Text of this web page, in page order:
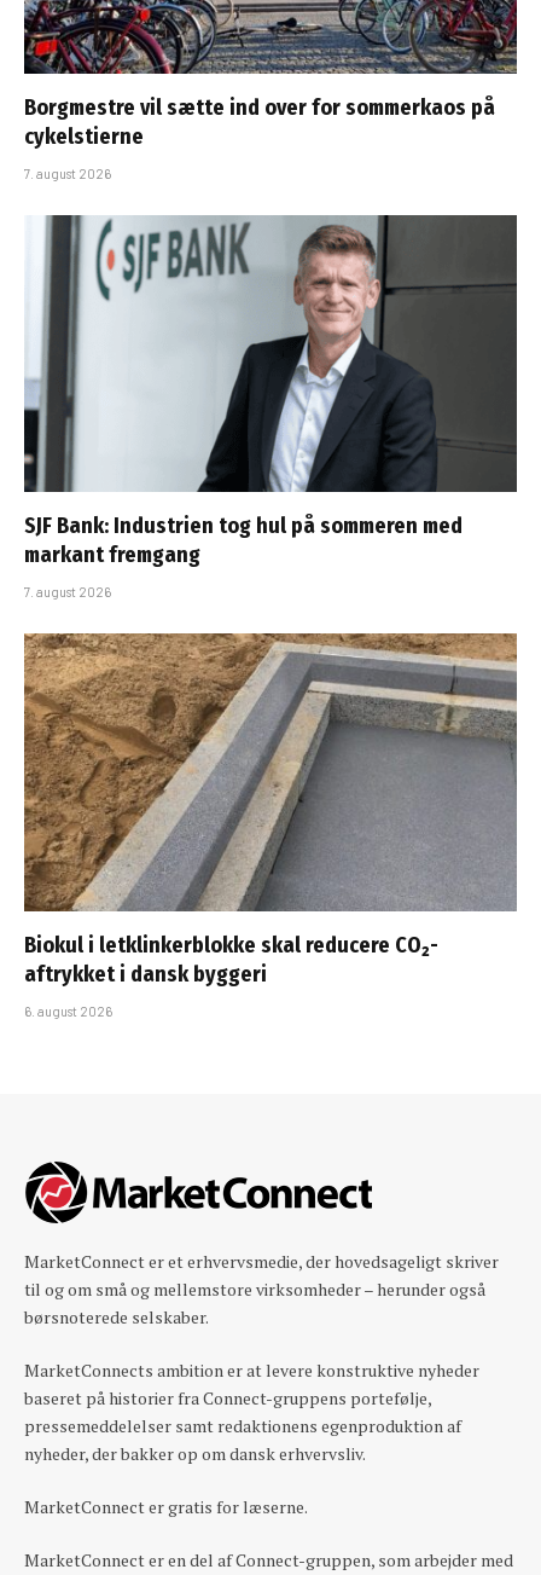
Borgmestre vil sætte ind over for sommerkaos på
cykelstierne
7. august 2026
SJF Bank: Industrien tog hul på sommeren med
markant fremgang
7. august 2026
Biokul i letklinkerblokke skal reducere CO₂-
aftrykket i dansk byggeri
6. august 2026
MarketConnect er et erhvervsmedie, der hovedsageligt skriver
til og om små og mellemstore virksomheder – herunder også
børsnoterede selskaber.
MarketConnects ambition er at levere konstruktive nyheder
baseret på historier fra Connect-gruppens portefølje,
pressemeddelelser samt redaktionens egenproduktion af
nyheder, der bakker op om dansk erhvervsliv.
MarketConnect er gratis for læserne.
MarketConnect er en del af Connect-gruppen, som arbejder med